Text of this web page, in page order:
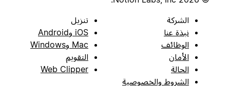
الشركة
نبذة عنا
الوظائف
الأمان
الحالة
الشروط والخصوصية
تنزيل
iOS وAndroid
Mac وWindows
التقويم
Web Clipper